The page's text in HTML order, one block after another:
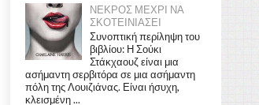
ΝΕΚΡΟΣ ΜΕΧΡΙ ΝΑ
ΣΚΟΤΕΙΝΙΑΣΕΙ
Συνοπτική περίληψη του
βιβλίου: Η Σούκι
Στάκχαουζ είναι μια
ασήμαντη σερβιτόρα σε μια ασήμαντη
πόλη της Λουιζιάνας. Είναι ήσυχη,
κλεισμένη ...